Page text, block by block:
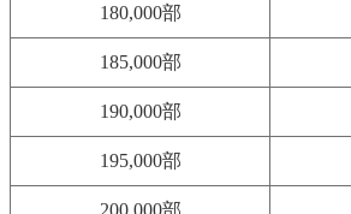
180,000部
185,000部
190,000部
195,000部
200,000部